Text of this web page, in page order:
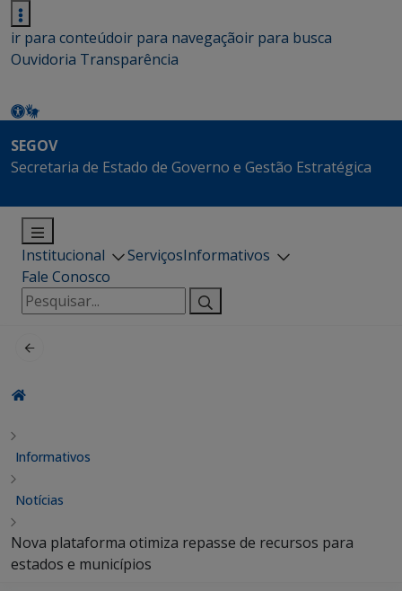
ir para conteúdoir para navegaçãoir para busca
Ouvidoria Transparência
SEGOV
Secretaria de Estado de Governo e Gestão Estratégica
Institucional ServiçosInformativos
Fale Conosco
Pesquisar
por:
Informativos
Notícias
Nova plataforma otimiza repasse de recursos para
estados e municípios